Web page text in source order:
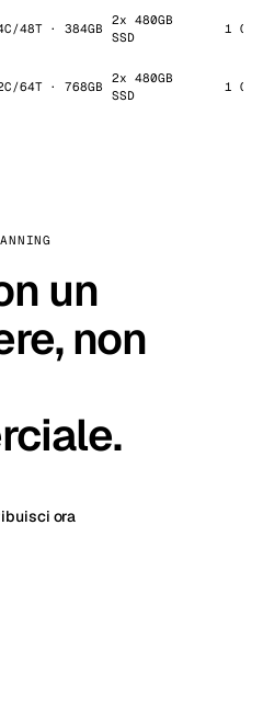
48T · 384GB
2x 480GB
SSD
1
64T · 768GB
2x 480GB
SSD
1
un
non
ora